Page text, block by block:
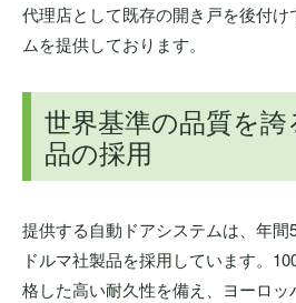
代理店として既存の開き戸を後付
ムを提供しております。
世界基準の品質を
品の採用
提供する自動ドアシステムは、年間
ドルマ社製品を採用しています。
格した高い耐久性を備え、ヨーロッ